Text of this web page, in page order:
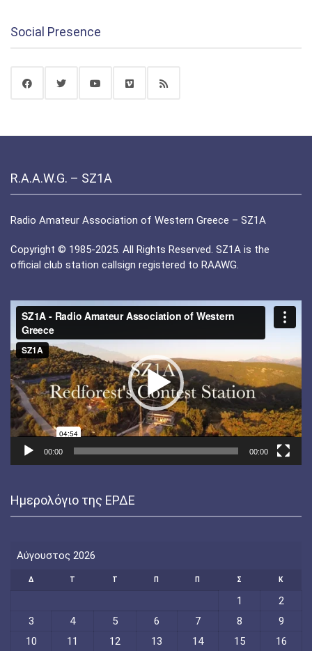
Social Presence
R.A.A.W.G. – SZ1A
Radio Amateur Association of Western Greece – SZ1A
Copyright © 1985-2025. All Rights Reserved. SZ1A is the
official club station callsign registered to RAAWG.
Πρόγραμμα
Αναπαραγωγής
Βίντεο
00:00 00:00
Ημερολόγιο της ΕΡΔΕ
Αύγουστος 2026
Δ Τ Τ Π Π Σ Κ
1
2
3
4 5 6 7 8
9
10
11 12 13 14 15
16